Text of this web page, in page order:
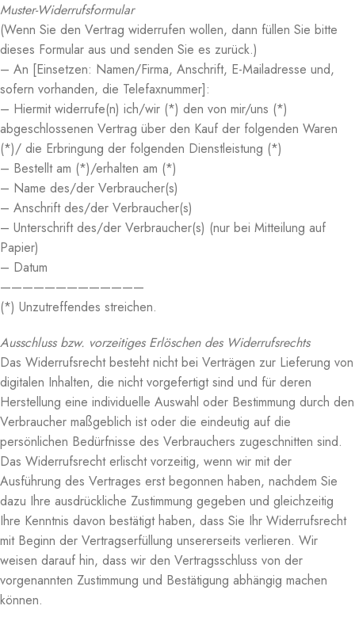
Muster-Widerrufsformular
(Wenn Sie den Vertrag widerrufen wollen, dann füllen Sie bitte
dieses Formular aus und senden Sie es zurück.)
– An [Einsetzen: Namen/Firma, Anschrift, E-Mailadresse und,
sofern vorhanden, die Telefaxnummer]:
– Hiermit widerrufe(n) ich/wir (*) den von mir/uns (*)
abgeschlossenen Vertrag über den Kauf der folgenden Waren
(*)/ die Erbringung der folgenden Dienstleistung (*)
– Bestellt am (*)/erhalten am (*)
– Name des/der Verbraucher(s)
– Anschrift des/der Verbraucher(s)
– Unterschrift des/der Verbraucher(s) (nur bei Mitteilung auf
Papier)
– Datum
—————————————
(*) Unzutreffendes streichen.
Ausschluss bzw. vorzeitiges Erlöschen des Widerrufsrechts
Das Widerrufsrecht besteht nicht bei Verträgen zur Lieferung von
digitalen Inhalten, die nicht vorgefertigt sind und für deren
Herstellung eine individuelle Auswahl oder Bestimmung durch den
Verbraucher maßgeblich ist oder die eindeutig auf die
persönlichen Bedürfnisse des Verbrauchers zugeschnitten sind.
Das Widerrufsrecht erlischt vorzeitig, wenn wir mit der
Ausführung des Vertrages erst begonnen haben, nachdem Sie
dazu Ihre ausdrückliche Zustimmung gegeben und gleichzeitig
Ihre Kenntnis davon bestätigt haben, dass Sie Ihr Widerrufsrecht
mit Beginn der Vertragserfüllung unsererseits verlieren. Wir
weisen darauf hin, dass wir den Vertragsschluss von der
vorgenannten Zustimmung und Bestätigung abhängig machen
können.